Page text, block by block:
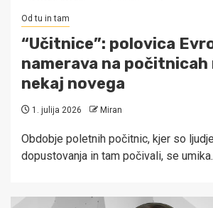
Od tu in tam
“Učitnice”: polovica
namerava na
nekaj novega
1. julija 2026 Miran
Obdobje poletnih počitnic, kjer so
dopustovanja in tam počivali, se